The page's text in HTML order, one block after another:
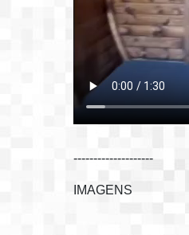
--------------------
IMAGENS